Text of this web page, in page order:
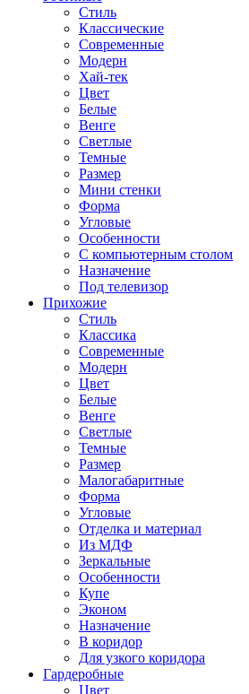
Стиль
Классические
Современные
Модерн
Хай-тек
Цвет
Белые
Венге
Светлые
Темные
Размер
Мини стенки
Форма
Угловые
Особенности
С компьютерным столом
Назначение
Под телевизор
Прихожие
Стиль
Классика
Современные
Модерн
Цвет
Белые
Венге
Светлые
Темные
Размер
Малогабаритные
Форма
Угловые
Отделка и материал
Из МДФ
Зеркальные
Особенности
Купе
Эконом
Назначение
В коридор
Для узкого коридора
Гардеробные
Цвет